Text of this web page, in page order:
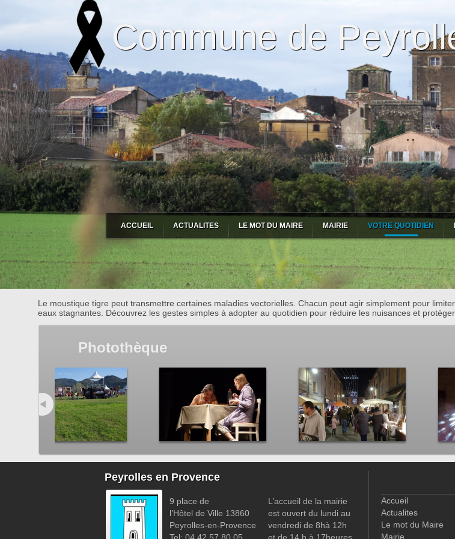
Commune de
ACCUEIL ACTUALITES LE MOT DU MAIRE MAIRIE VOTRE QUOTIDIEN
Le moustique tigre peut transmettre certaines maladies vectorielles. Chacun peut agir simplement pour
eaux stagnantes. Découvrez les gestes simples à adopter au quotidien pour réduire les nuisances et
Photothèque
Peyrolles en Provence
9 place de
l’Hôtel de Ville 13860
Peyrolles-en-Provence
L’accueil de la mairie
est ouvert du lundi au
vendredi de 8hà 12h
Accueil
Actualites
Le mot du Maire
Mairie